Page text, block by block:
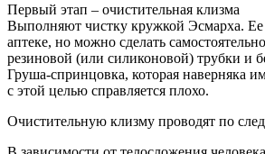
Первый этап – очистительная клизма
Выполняют чистку кружкой Эсмарха.
аптеке, но можно сделать
резиновой (или силиконовой) трубки и
Груша-спринцовка, которая наверняка
с этой целью справляется плохо.
Очистительную клизму проводят по